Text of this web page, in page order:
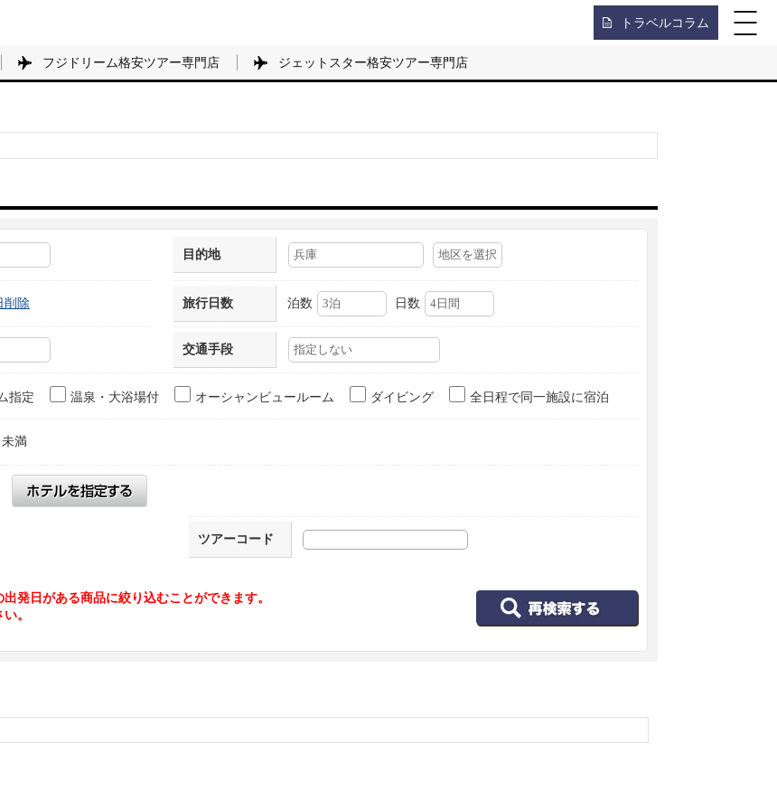
トラベルコラム
フジドリーム格安ツアー専門店 ジェットスター格安ツアー専門店
削除
目的地
旅行日数 泊数 日数
交通手段
指定 温泉・大浴場付 オーシャンビュールーム ダイビング 全日程で同一施設に宿泊
未満
ツアーコード
発日がある商品に絞り込むことができます。
。